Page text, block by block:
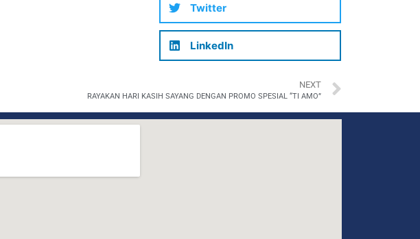
Twitter
LinkedIn
NEXT
RAYAKAN HARI KASIH SAYANG DENGAN PROMO SPESIAL “TI AMO”